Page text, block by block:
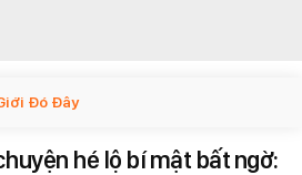
Đó Đây
hé lộ bí mật bất ngờ: